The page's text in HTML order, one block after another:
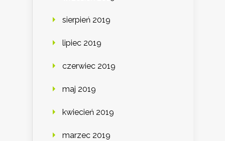
sierpień 2019
lipiec 2019
czerwiec 2019
maj 2019
kwiecień 2019
marzec 2019